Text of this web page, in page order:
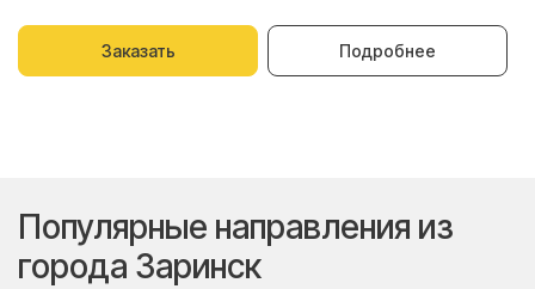
Заказать Подробнее
Популярные направления из
города Заринск